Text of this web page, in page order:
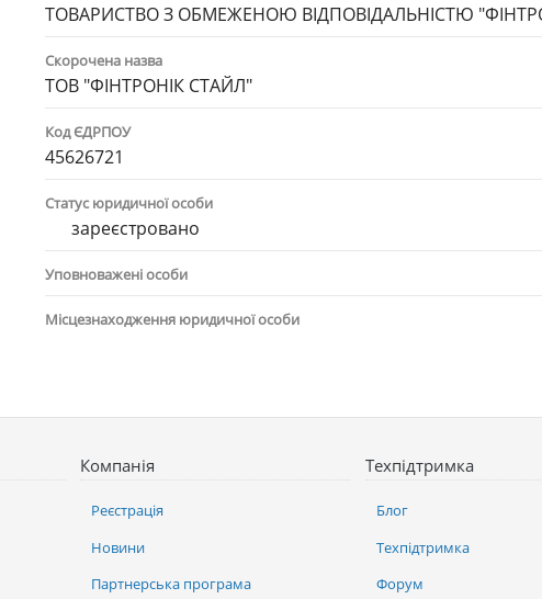
ТОВАРИСТВО З ОБМЕЖЕНОЮ ВІДПОВІДАЛЬНІСТЮ
Скорочена назва
ТОВ "ФІНТРОНІК СТАЙЛ"
Код ЄДРПОУ
45626721
Статус юридичної особи
зареєстровано
Уповноважені особи
Місцезнаходження юридичної особи
Компанія
Реєстрація
Новини
Партнерська програма
Техпідтримка
Блог
Техпідтримка
Форум